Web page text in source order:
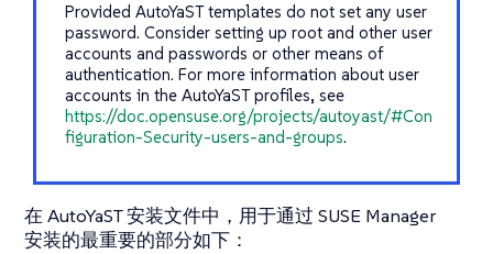
Provided AutoYaST templates do not set any user
password. Consider setting up root and other user
accounts and passwords or other means of
authentication. For more information about user
accounts in the AutoYaST profiles, see
https://doc.opensuse.org/projects/autoyast/#Con
figuration-Security-users-and-groups.
在 AutoYaST 安装文件中，用于通过 SUSE Manager
安装的最重要的部分如下：